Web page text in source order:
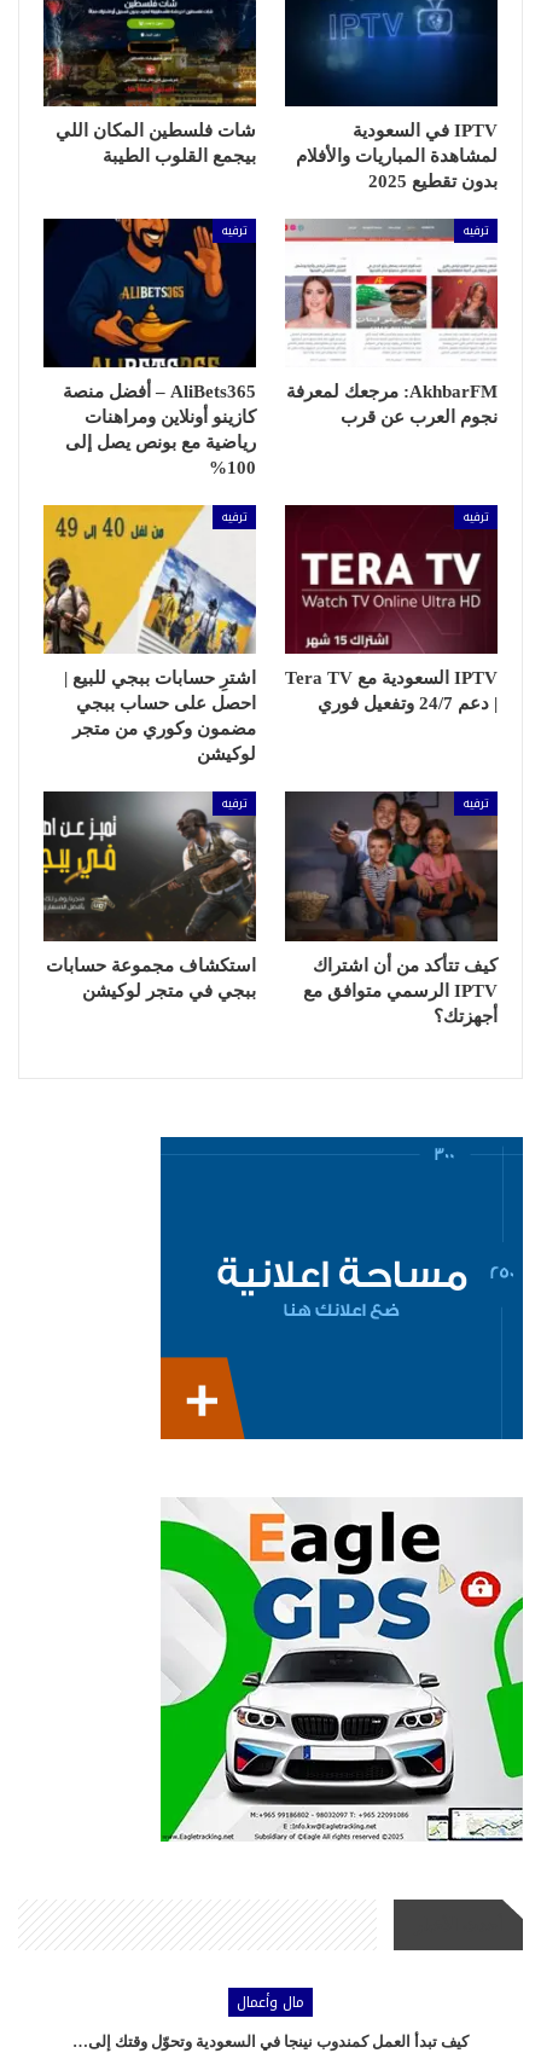
IPTV في السعودية
لمشاهدة المباريات والأفلام
بدون تقطيع 2025
شات فلسطين المكان اللي
بيجمع القلوب الطيبة
ترفيه
AkhbarFM: مرجعك لمعرفة
نجوم العرب عن قرب
ترفيه
AliBets365 – أفضل منصة
كازينو أونلاين ومراهنات
رياضية مع بونص يصل إلى
100%
ترفيه
IPTV السعودية مع Tera TV
| دعم 24/7 وتفعيل فوري
ترفيه
اشترِ حسابات ببجي للبيع |
احصل على حساب ببجي
مضمون وكوري من متجر
لوكيشن
ترفيه
كيف تتأكد من أن اشتراك
IPTV الرسمي متوافق مع
أجهزتك؟
ترفيه
استكشاف مجموعة حسابات
ببجي في متجر لوكيشن
مال وأعمال
كيف تبدأ العمل كمندوب نينجا في السعودية وتحوّل وقتك إلى…